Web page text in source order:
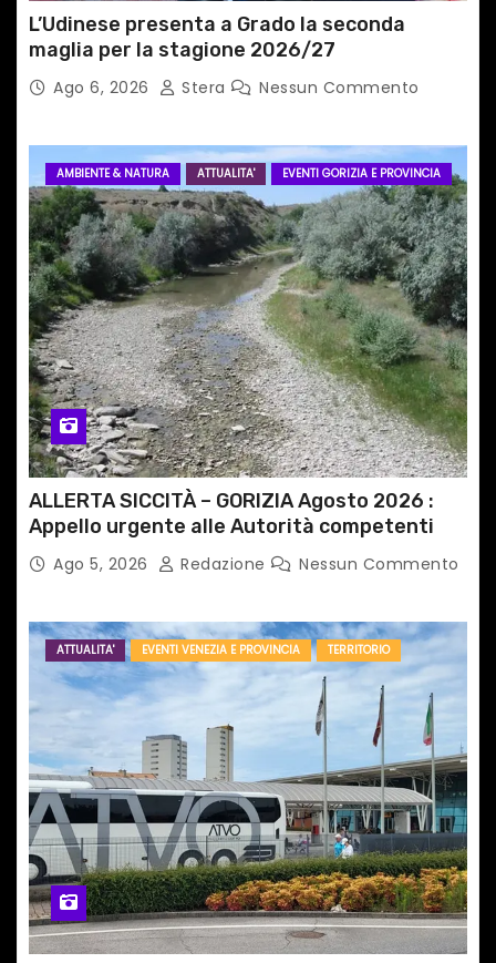
i
L’Udinese presenta a Grado la seconda
maglia per la stagione 2026/27
Ago 6, 2026 Stera Nessun Commento
AMBIENTE & NATURA ATTUALITA' EVENTI GORIZIA E PROVINCIA
ALLERTA SICCITÀ – GORIZIA Agosto 2026 :
Appello urgente alle Autorità competenti
Ago 5, 2026 Redazione Nessun Commento
ATTUALITA' EVENTI VENEZIA E PROVINCIA TERRITORIO